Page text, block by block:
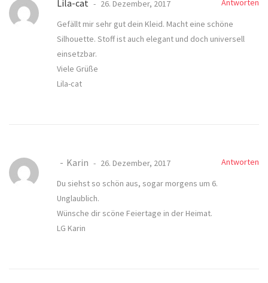
Lila-cat 26. Dezember, 2017
Antworten
Gefällt mir sehr gut dein Kleid. Macht eine schöne
Silhouette. Stoff ist auch elegant und doch universell
einsetzbar.
Viele Grüße
Lila-cat
Karin 26. Dezember, 2017
Antworten
Du siehst so schön aus, sogar morgens um 6.
Unglaublich.
Wünsche dir scöne Feiertage in der Heimat.
LG Karin